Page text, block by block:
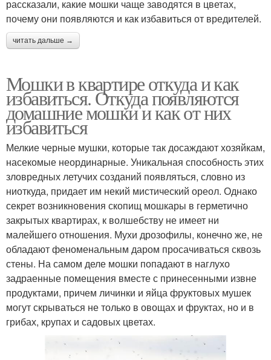
рассказали, какие мошки чаще заводятся в цветах,
почему они появляются и как избавиться от вредителей.
читать дальше →
Мошки в квартире откуда и как
избавиться. Откуда появляются
домашние мошки и как от них
избавиться
Мелкие черные мушки, которые так досаждают хозяйкам,
насекомые неординарные. Уникальная способность этих
зловредных летучих созданий появляться, словно из
ниоткуда, придает им некий мистический ореол. Однако
секрет возникновения скопищ мошкары в герметично
закрытых квартирах, к волшебству не имеет ни
малейшего отношения. Мухи дрозофилы, конечно же, не
обладают феноменальным даром просачиваться сквозь
стены. На самом деле мошки попадают в наглухо
задраенные помещения вместе с принесенными извне
продуктами, причем личинки и яйца фруктовых мушек
могут скрываться не только в овощах и фруктах, но и в
грибах, крупах и садовых цветах.